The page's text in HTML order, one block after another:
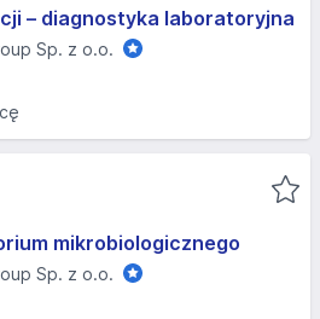
– diagnostyka laboratoryjna
Sp. z o.o.
mikrobiologicznego
Sp. z o.o.